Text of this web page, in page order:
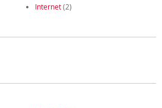
Internet(2)